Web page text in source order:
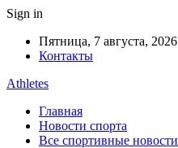
Sign in
Пятница, 7 августа, 2026
Контакты
Athletes
Главная
Новости спорта
Все спортивные новости